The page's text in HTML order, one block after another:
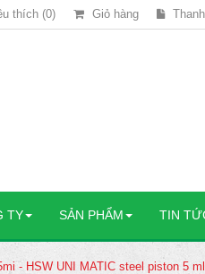
thích (0) Giỏ hàng
TY SẢN PHẨM TIN
- HSW UNI MATIC steel piston 5